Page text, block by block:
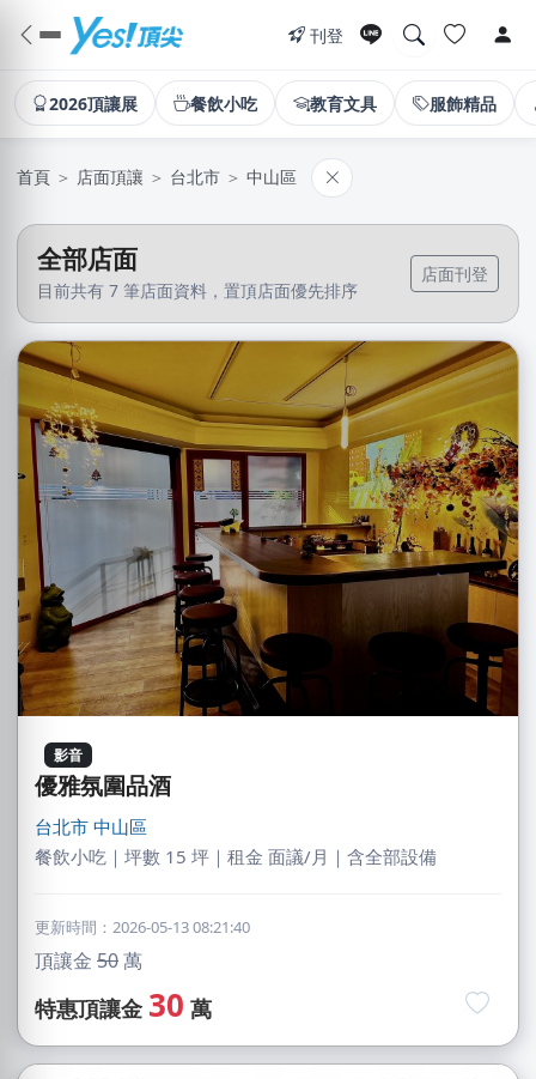
刊登
2026頂讓展 餐飲小吃 教育文具 服飾精品
首頁 ＞ 店面頂讓 ＞ 台北市 ＞ 中山區
全部店面
目前共有 7 筆店面資料，置頂店面優先排序
店面刊登
影音
優雅氛圍品酒
台北市 中山區
餐飲小吃｜坪數 15 坪｜租金 面議/月｜含全部設備
更新時間：2026-05-13 08:21:40
頂讓金 50萬
特惠頂讓金 30 萬